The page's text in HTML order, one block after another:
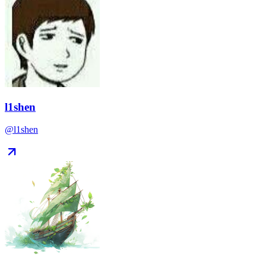
l1shen
@l1shen